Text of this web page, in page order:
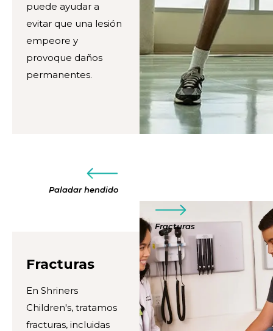
puede ayudar a
evitar que una lesión
empeore y
provoque daños
permanentes.
Paladar hendido
Fracturas
Fracturas
En Shriners
Children's, tratamos
fracturas, incluidas